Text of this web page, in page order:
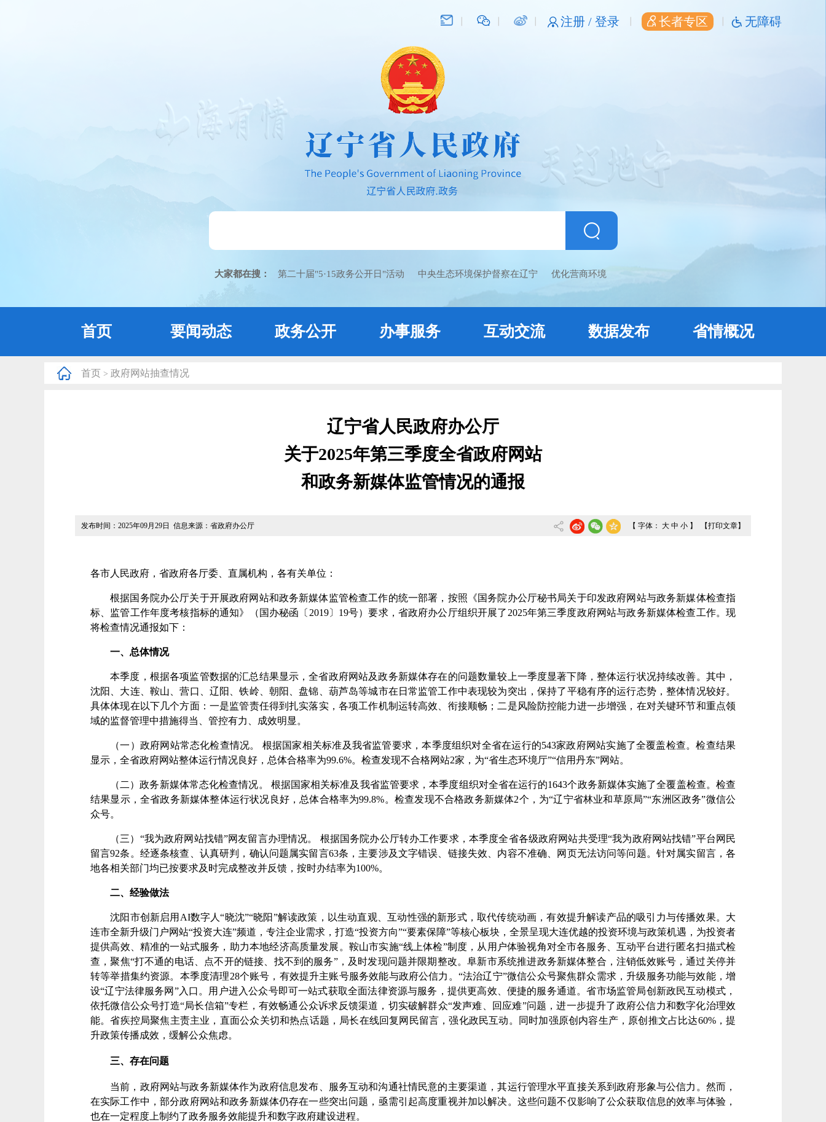
注册 / 登录 长者专区 无障碍
大家都在搜： 第二十届"5·15政务公开日"活动 中央生态环境保护督察在辽宁 优化营商环境
首页 要闻动态 政务公开 办事服务 互动交流 数据发布 省情概况
首页 > 政府网站抽查情况
辽宁省人民政府办公厅
关于2025年第三季度全省政府网站
和政务新媒体监管情况的通报
发布时间：2025年09月29日 信息来源：省政府办公厅 【 字体： 大 中 小 】 【打印文章】
各市人民政府，省政府各厅委、直属机构，各有关单位：
根据国务院办公厅关于开展政府网站和政务新媒体监管检查工作的统一部署，按照《国务院办公厅秘书局关于印发政府网站与政务新媒体检查指
标、监管工作年度考核指标的通知》（国办秘函 〔2019〕 19号）要求，省政府办公厅组织开展了2025年第三季度政府网站与政务新媒体检查工作。现
将检查情况通报如下：
一、总体情况
本季度，根据各项监管数据的汇总结果显示，全省政府网站及政务新媒体存在的问题数量较上一季度显著下降，整体运行状况持续改善。其中，
沈阳、大连、鞍山、营口、辽阳、铁岭、朝阳、盘锦、葫芦岛等城市在日常监管工作中表现较为突出，保持了平稳有序的运行态势，整体情况较好。
具体体现在以下几个方面：一是监管责任得到扎实落实，各项工作机制运转高效、衔接顺畅；二是风险防控能力进一步增强，在对关键环节和重点领
域的监督管理中措施得当、管控有力、成效明显。
（一）政府网站常态化检查情况。
根据国家相关标准及我省监管要求，本季度组织对全省在运行的543家政府网站实施了全覆盖检查。检查结果
显示，全省政府网站整体运行情况良好，总体合格率为99.6%。检查发现不合格网站2家，为“省生态环境厅”“信用丹东”网站。
（二）政务新媒体常态化检查情况。 根据国家相关标准及我省监管要求，本季度组织对全省在运行的1643个政务新媒体实施了全覆盖检查。检查
结果显示，全省政务新媒体整体运行状况良好，总体合格率为99.8%。检查发现不合格政务新媒体2个，为“辽宁省林业和草原局”“东洲区政务”微信公
众号。
（三） “我为政府网站找错”网友留言办理情况。 根据国务院办公厅转办工作要求，本季度全省各级政府网站共受理“我为政府网站找错”平台网民
留言92条。经逐条核查、认真研判，确认问题属实留言63条，主要涉及文字错误、链接失效、内容不准确、网页无法访问等问题。针对属实留言，各
地各相关部门均已按要求及时完成整改并反馈，按时办结率为100%。
二、经验做法
沈阳市创新启用AI数字人“晓沈”“晓阳”解读政策，以生动直观、互动性强的新形式，取代传统动画，有效提升解读产品的吸引力与传播效果。 大
连市全新升级门户网站“投资大连”频道，专注企业需求，打造“投资方向”“要素保障”等核心板块，全景呈现大连优越的投资环境与政策机遇，为投资者
提供高效、精准的一站式服务，助力本地经济高质量发展。 鞍山市实施“线上体检”制度， 从用户体验视角对全市各服务、互动平台进行匿名扫描式检
查，聚焦“打不通的电话、点不开的链接、找不到的服务”， 及时发现问题并限期整改。阜新市系统推进政务新媒体整合，注销低效账号，通过关停并
转等举措集约资源。本季度清理28个账号，有效提升主账号服务效能与政府公信力。 “法治辽宁”微信公众号聚焦群众需求，升级服务功能与效能，增
设“辽宁法律服务网”入口。用户进入公众号即可一站式获取全面法律资源与服务，提供更高效、便捷的服务通道。省市场监管局创新政民互动模式，
依托微信公众号打造“局长信箱”专栏，有效畅通公众诉求反馈渠道，切实破解群众“发声难、回应难”问题，进一步提升了政府公信力和数字化治理效
能。省疾控局聚焦主责主业，直面公众关切和热点话题，局长在线回复网民留言，强化政民互动。同时加强原创内容生产，原创推文占比达60%，提
升政策传播成效，缓解公众焦虑。
三、存在问题
当前，政府网站与政务新媒体作为政府信息发布 、服务互动和沟通社情民意的主要渠道，其运行管理水平直接关系到政府形象与公信力。然而，
在实际工作中，部分政府网站和政务新媒体仍存在一些突出问题，亟需引起高度重视并加以解决。这些问题不仅影响了公众获取信息的效率与体验，
也在一定程度上制约了政务服务效能提升和数字政府建设进程。